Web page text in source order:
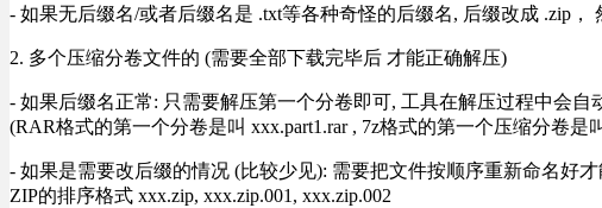
- 如果无后缀名/或者后缀名是 .txt等各种奇怪的后缀名, 后缀改成 .zip
2. 多个压缩分卷文件的 (需要全部下载完毕后 才能正确解压)
- 如果后缀名正常: 只需要解压第一个分卷即可, 工具在解压过程中会
(RAR格式的第一个分卷是叫 xxx.part1.rar , 7z格式的第一个压缩分卷
- 如果是需要改后缀的情况 (比较少见): 需要把文件按顺序重新命名好才
ZIP的排序格式 xxx.zip, xxx.zip.001, xxx.zip.002